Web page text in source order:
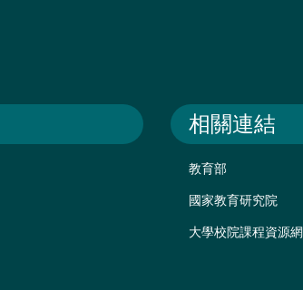
相關連結
教育部
國家教育研究院
大學校院課程資源網